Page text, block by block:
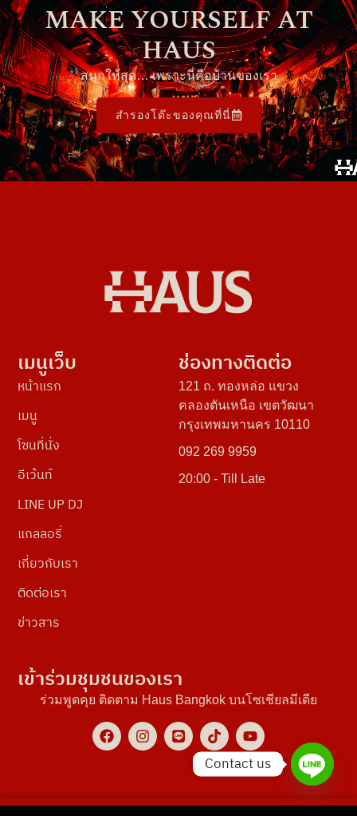
MAKE YOURSELF AT
HAUS
สนุกให้สุด… เพราะนี่คือบ้านของเรา
สำรองโต๊ะของคุณที่นี่
เมนูเว็บ
หน้าแรก
เมนู
โซนที่นั่ง
อีเว้นท์
LINE UP DJ
แกลลอรี่
เกี่ยวกับเรา
ติดต่อเรา
ข่าวสาร
ช่องทางติดต่อ
121 ถ. ทองหล่อ แขวง
คลองตันเหนือ เขตวัฒนา
กรุงเทพมหานคร 10110
092 269 9959
20:00 - Till Late
เข้าร่วมชุมชนของเรา
ร่วมพูดคุย ติดตาม Haus Bangkok บนโซเชียลมีเดีย
Contact us